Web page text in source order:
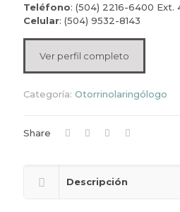
Teléfono: (504) 2216-6400 Ext.
Celular: (504) 9532-8143
Ver perfil completo
Categoría: Otorrinolaringólogo
Share
Descripción